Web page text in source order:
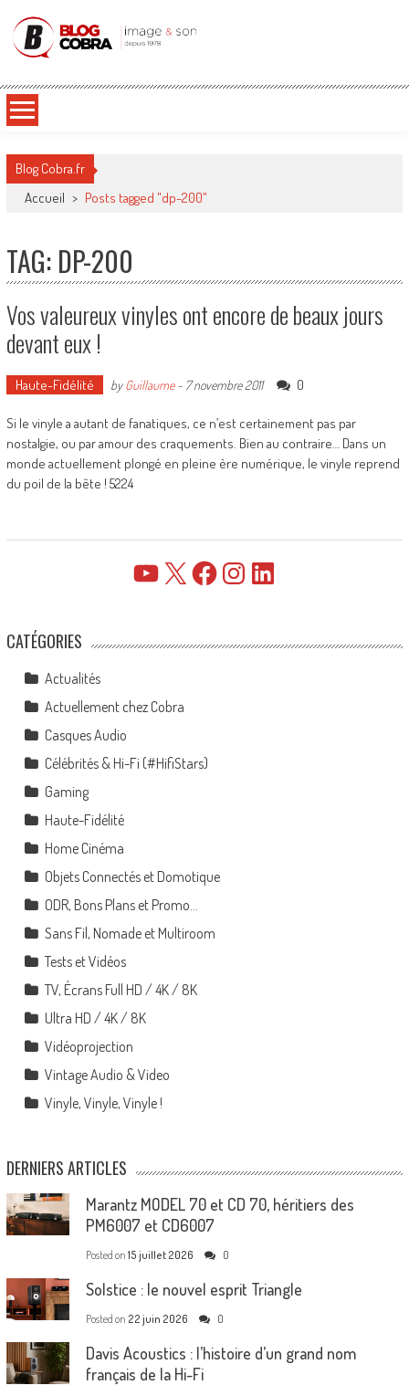
Blog Cobra
Blog Cobra.fr
Accueil > Posts tagged "dp-200"
TAG: DP-200
Vos valeureux vinyles ont encore de beaux jours
devant eux !
Haute-Fidélité byGuillaume- 7 novembre 2011 0
Si le vinyle a autant de fanatiques, ce n’est certainement pas par
nostalgie, ou par amour des craquements. Bien au contraire… Dans un
monde actuellement plongé en pleine ère numérique, le vinyle reprend
du poil de la bête ! 5224
YouTube FacebookInstagramLinkedIn
CATÉGORIES
Actualités
Actuellement chez Cobra
Casques Audio
Célébrités & Hi-Fi (#HifiStars)
Gaming
Haute-Fidélité
Home Cinéma
Objets Connectés et Domotique
ODR, Bons Plans et Promo…
Sans Fil, Nomade et Multiroom
Tests et Vidéos
TV, Écrans Full HD / 4K / 8K
Ultra HD / 4K / 8K
Vidéoprojection
Vintage Audio & Video
Vinyle, Vinyle, Vinyle !
DERNIERS ARTICLES
Marantz MODEL 70 et CD 70, héritiers des
PM6007 et CD6007
Posted on 15 juillet 2026 0
Solstice : le nouvel esprit Triangle
Posted on 22 juin 2026 0
Davis Acoustics : l’histoire d’un grand nom
français de la Hi-Fi